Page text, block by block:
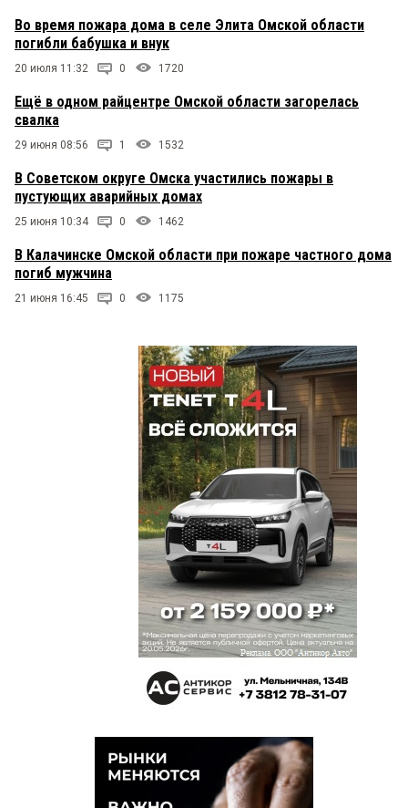
Во время пожара дома в селе Элита Омской области
погибли бабушка и внук
20 июля 11:32 0 1720
Ещё в одном райцентре Омской области загорелась
свалка
29 июня 08:56 1 1532
В Советском округе Омска участились пожары в
пустующих аварийных домах
25 июня 10:34 0 1462
В Калачинске Омской области при пожаре частного дома
погиб мужчина
21 июня 16:45 0 1175